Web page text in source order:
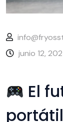
junio 12,
El